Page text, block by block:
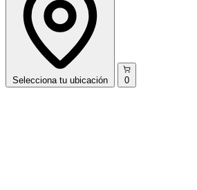
Selecciona tu ubicación 0